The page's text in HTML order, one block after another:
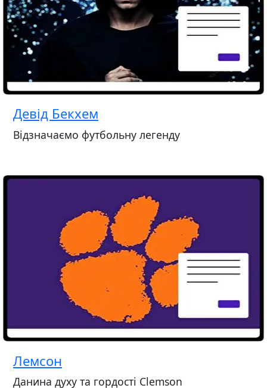
Девід Бекхем
Відзначаємо футбольну легенду
Лемсон
Данина духу та гордості Clemson